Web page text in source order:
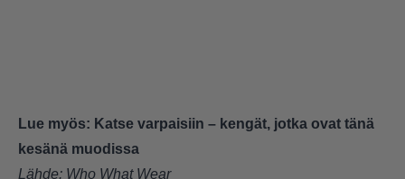
Lue myös: Katse varpaisiin – kengät, jotka ovat tänä
kesänä muodissa
Lähde: Who What Wear